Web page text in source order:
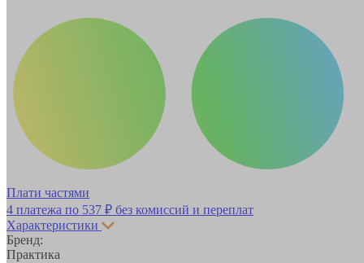
Плати частями
4 платежа по 537 ₽ без комиссий и переплат
Характеристики
Бренд:
Практика